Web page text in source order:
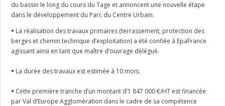
du bassin le long du cours du Tage et annoncent une nouvelle étape
dans le développement du Parc du Centre Urbain.
• La réalisation des travaux primaires (terrassement, protection des
berges et chemin technique d’exploitation) a été confiée à EpaFrance
agissant ainsi en tant que maître d’ouvrage délégué.
• La durée des travaux est estimée à 10 mois.
• Cette première tranche d’un montant d’1 847 000 €/HT est financée
par Val d’Europe Agglomération dans le cadre de sa compétence